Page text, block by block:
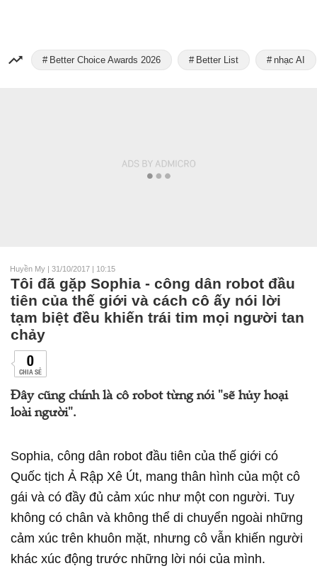
Better Choice Awards 2026 Better List nhạc AI
Huyền My | 31/10/2017 | 10:15
Tôi đã gặp Sophia - công dân robot đầu
tiên của thế giới và cách cô ấy nói lời
tạm biệt đều khiến trái tim mọi người tan
chảy
0
CHIA SẺ
Đây cũng chính là cô robot từng nói "sẽ hủy hoại
loài người".
Sophia, công dân robot đầu tiên của thế giới có
Quốc tịch Ả Rập Xê Út, mang thân hình của một cô
gái và có đầy đủ cảm xúc như một con người. Tuy
không có chân và không thể di chuyển ngoài những
cảm xúc trên khuôn mặt, nhưng cô vẫn khiến người
khác xúc động trước những lời nói của mình.